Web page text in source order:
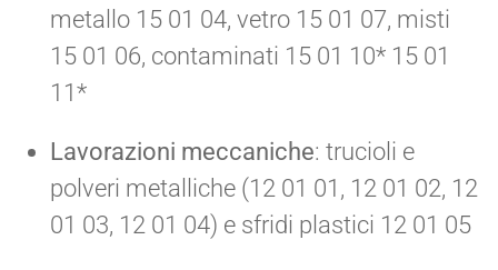
metallo 15 01 04, vetro 15 01 07, misti
15 01 06, contaminati 15 01 10* 15 01
11*
Lavorazioni meccaniche: trucioli e
polveri metalliche (12 01 01, 12 01 02, 12
01 03, 12 01 04) e sfridi plastici 12 01 05